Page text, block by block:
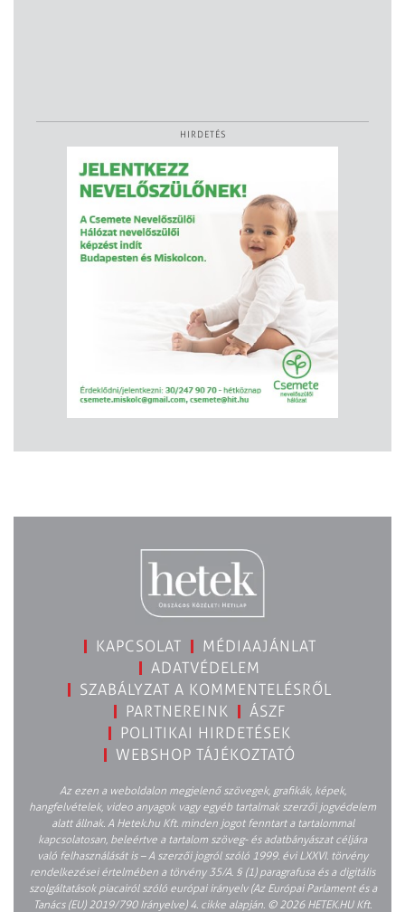
HIRDETÉS
KAPCSOLAT
MÉDIAAJÁNLAT
ADATVÉDELEM
SZABÁLYZAT A KOMMENTELÉSRŐL
PARTNEREINK
ÁSZF
POLITIKAI HIRDETÉSEK
WEBSHOP TÁJÉKOZTATÓ
Az ezen a weboldalon megjelenő szövegek, grafikák, képek,
hangfelvételek, video anyagok vagy egyéb tartalmak szerzői jogvédelem
alatt állnak. A Hetek.hu Kft. minden jogot fenntart a tartalommal
kapcsolatosan, beleértve a tartalom szöveg- és adatbányászat céljára
való felhasználását is – A szerzői jogról szóló 1999. évi LXXVI. törvény
rendelkezései értelmében a törvény 35/A. § (1) paragrafusa és a digitális
szolgáltatások piacairól szóló európai irányelv (Az Európai Parlament és a
Tanács (EU) 2019/790 Irányelve) 4. cikke alapján. © 2026 HETEK.HU Kft.